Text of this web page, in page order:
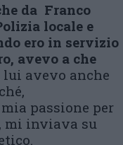
da Franco
locale e
ero in servizio
avevo a che
lui avevo anche
passione per
mi inviava su